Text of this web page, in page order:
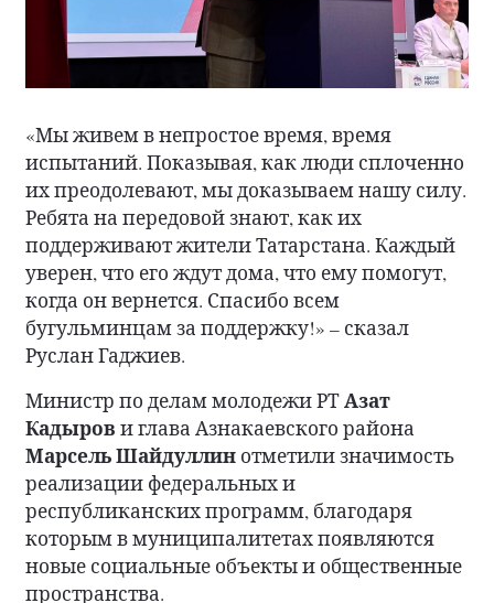
«Мы живем в непростое время, время
испытаний. Показывая, как люди сплоченно
их преодолевают, мы доказываем нашу силу.
Ребята на передовой знают, как их
поддерживают жители Татарстана. Каждый
уверен, что его ждут дома, что ему помогут,
когда он вернется. Спасибо всем
бугульминцам за поддержку!» – сказал
Руслан Гаджиев.
Министр по делам молодежи РТАзат
Кадыров и глава Азнакаевского района
Марсель Шайдуллин отметили значимость
реализации федеральных и
республиканских программ, благодаря
которым в муниципалитетах появляются
новые социальные объекты и общественные
пространства.